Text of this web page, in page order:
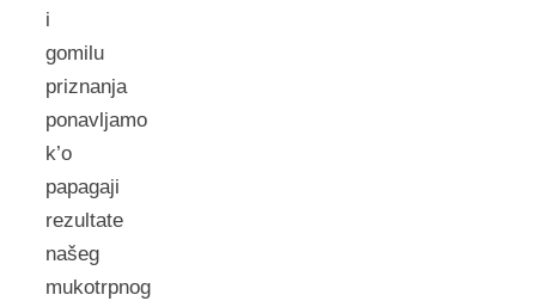
i
gomilu
priznanja
ponavljamo
k’o
papagaji
rezultate
našeg
mukotrpnog